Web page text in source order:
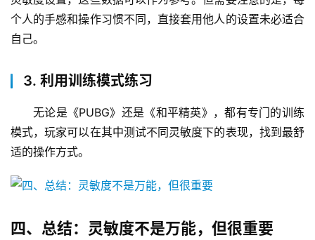
个人的手感和操作习惯不同，直接套用他人的设置未必适合
自己。
3. 利用训练模式练习
无论是《PUBG》还是《和平精英》，都有专门的训练
模式，玩家可以在其中测试不同灵敏度下的表现，找到最舒
适的操作方式。
四、总结：灵敏度不是万能，但很重要